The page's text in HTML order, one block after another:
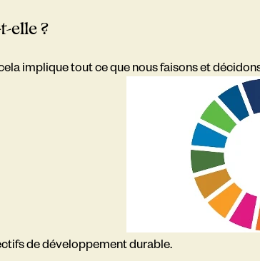
elle ?
implique tout ce que nous faisons et
de développement durable.